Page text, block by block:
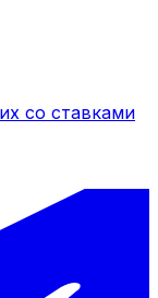
со ставками